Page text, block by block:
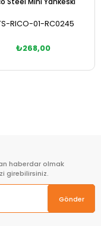
RICO-01-RC0245
₺268,00
haberdar olmak
girebilirsiniz.
Gönder